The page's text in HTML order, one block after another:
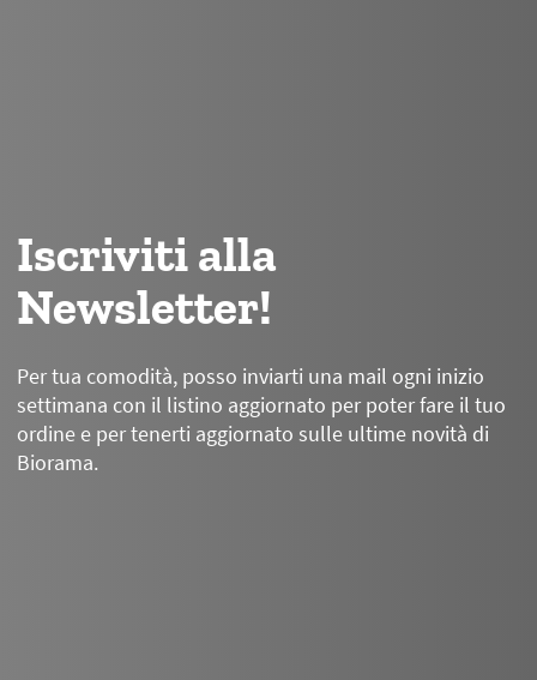
Iscriviti alla
Newsletter!
Per tua comodità, posso inviarti una mail ogni inizio
settimana con il listino aggiornato per poter fare il tuo
ordine e per tenerti aggiornato sulle ultime novità di
Biorama.